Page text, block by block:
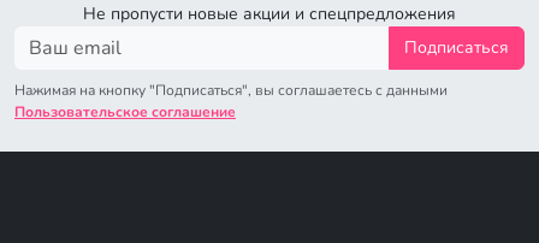
Не пропусти новые акции и спецпредложения
Подписаться
Нажимая на кнопку "Подписаться", вы соглашаетесь с данными
Пользовательское соглашение